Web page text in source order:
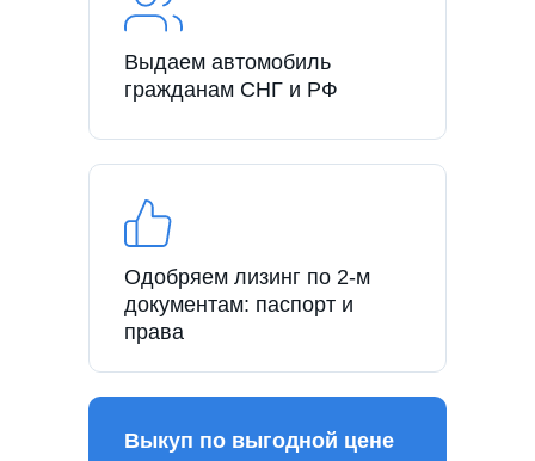
Выдаем автомобиль
гражданам СНГ и РФ
Одобряем лизинг по 2-м
документам: паспорт и
права
Выкуп по выгодной цене